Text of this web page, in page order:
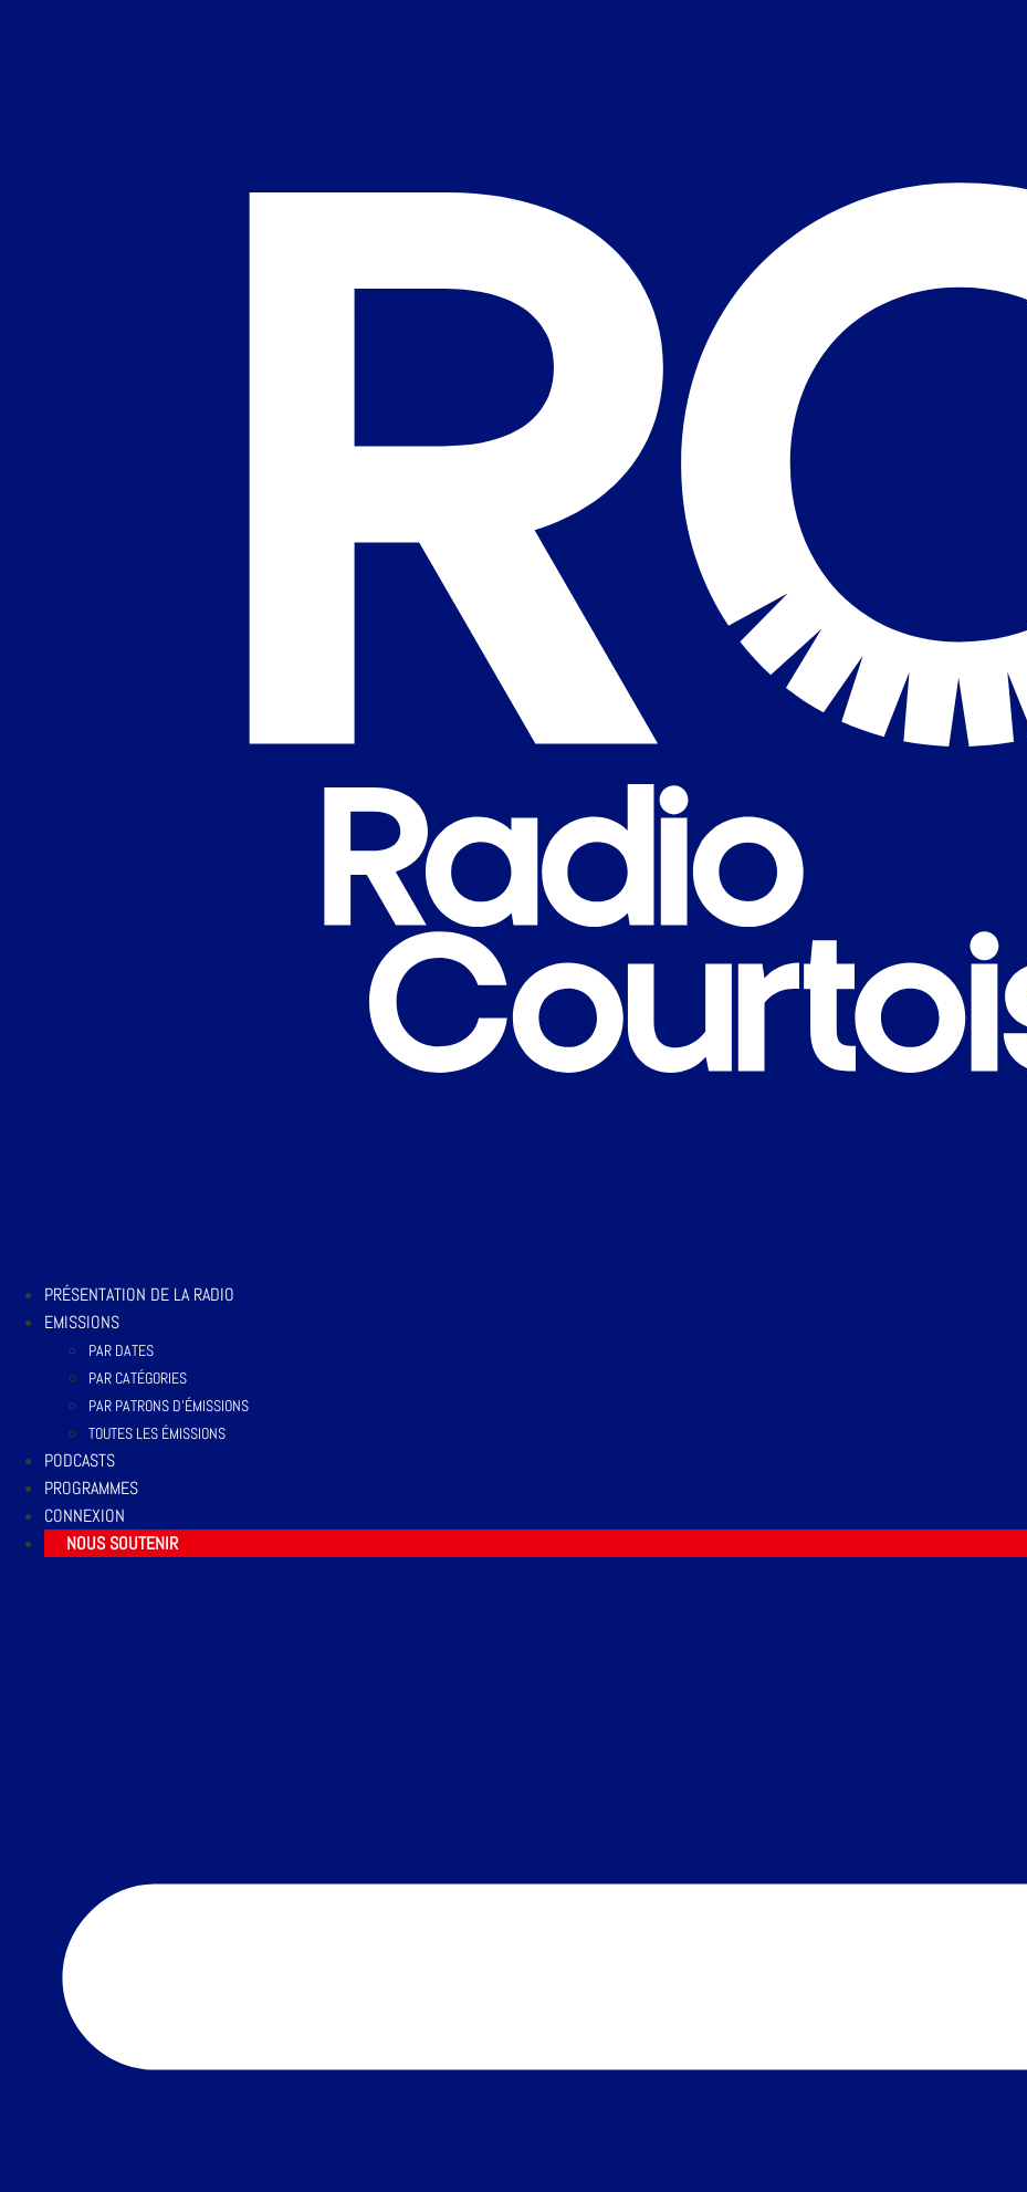
PRÉSENTATION DE LA RADIO
EMISSIONS
PAR DATES
PAR CATÉGORIES
PAR PATRONS D’ÉMISSIONS
TOUTES LES ÉMISSIONS
PODCASTS
PROGRAMMES
CONNEXION
NOUS SOUTENIR